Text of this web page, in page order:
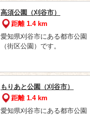
高須公園（刈谷市）
距離 1.4 km
愛知県刈谷市にある都市公園
（街区公園）です。
もりあと公園（刈谷市）
距離 1.4 km
愛知県刈谷市にある都市公園